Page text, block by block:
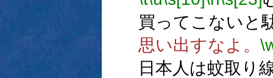
買ってこないと
思い出すなよ。
日本人は蚊取り